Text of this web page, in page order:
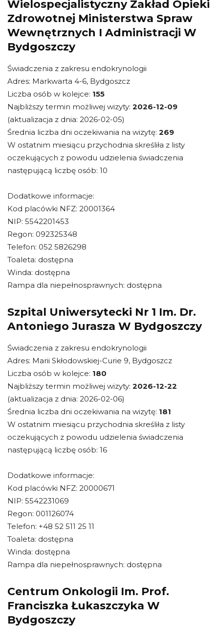
Wielospecjalistyczny Zakład Opieki
Zdrowotnej Ministerstwa Spraw
Wewnętrznych I Administracji W
Bydgoszczy
Świadczenia z zakresu endokrynologii
Adres: Markwarta 4-6, Bydgoszcz
Liczba osób w kolejce: 155
Najbliższy termin możliwej wizyty: 2026-12-09
(aktualizacja z dnia: 2026-02-05)
Średnia liczba dni oczekiwania na wizytę: 269
W ostatnim miesiącu przychodnia skreśliła z listy
oczekujących z powodu udzielenia świadczenia
następującą liczbę osób: 10
Dodatkowe informacje:
Kod placówki NFZ: 20001364
NIP: 5542201453
Regon: 092325348
Telefon: 052 5826298
Toaleta: dostępna
Winda: dostępna
Rampa dla niepełnosprawnych: dostępna
Szpital Uniwersytecki Nr 1 Im. Dr.
Antoniego Jurasza W Bydgoszczy
Świadczenia z zakresu endokrynologii
Adres: Marii Skłodowskiej-Curie 9, Bydgoszcz
Liczba osób w kolejce: 180
Najbliższy termin możliwej wizyty: 2026-12-22
(aktualizacja z dnia: 2026-02-06)
Średnia liczba dni oczekiwania na wizytę: 181
W ostatnim miesiącu przychodnia skreśliła z listy
oczekujących z powodu udzielenia świadczenia
następującą liczbę osób: 16
Dodatkowe informacje:
Kod placówki NFZ: 20000671
NIP: 5542231069
Regon: 001126074
Telefon: +48 52 511 25 11
Toaleta: dostępna
Winda: dostępna
Rampa dla niepełnosprawnych: dostępna
Centrum Onkologii Im. Prof.
Franciszka Łukaszczyka W
Bydgoszczy